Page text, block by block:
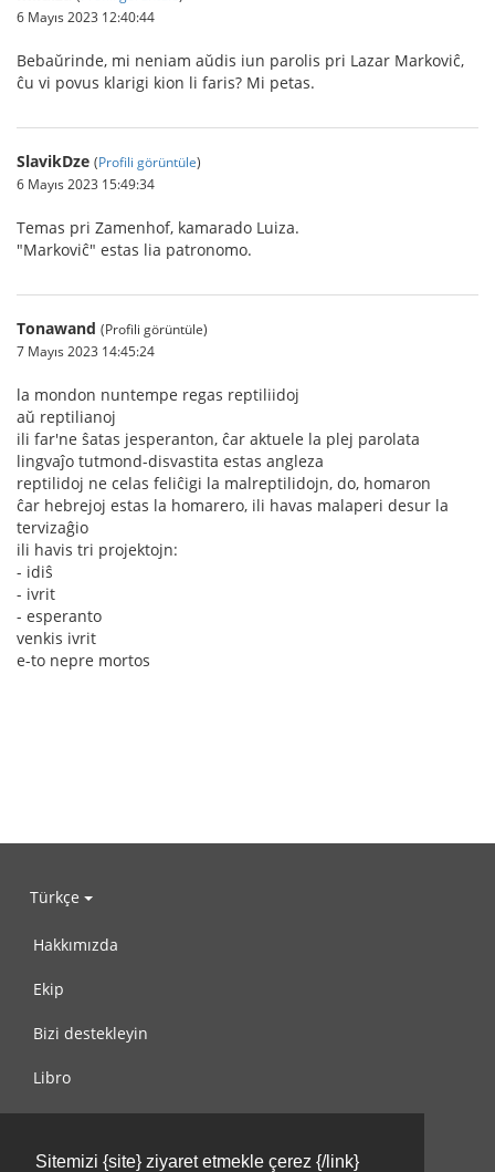
Sitemizi {site} ziyaret etmekle çerez {/link}
6 Mayıs 2023 12:40:44
Bebaŭrinde, mi neniam aŭdis iun parolis pri Lazar Markoviĉ,
ĉu vi povus klarigi kion li faris? Mi petas.
SlavikDze (Profili görüntüle)
6 Mayıs 2023 15:49:34
Temas pri Zamenhof, kamarado Luiza.
"Markoviĉ" estas lia patronomo.
Tonawand (Profili görüntüle)
7 Mayıs 2023 14:45:24
la mondon nuntempe regas reptiliidoj
aŭ reptilianoj
ili far'ne ŝatas jesperanton, ĉar aktuele la plej parolata
lingvaĵo tutmond-disvastita estas angleza
reptilidoj ne celas feliĉigi la malreptilidojn, do, homaron
ĉar hebrejoj estas la homarero, ili havas malaperi desur la
tervizaĝio
ili havis tri projektojn:
- idiŝ
- ivrit
- esperanto
venkis ivrit
e-to nepre mortos
Türkçe
Hakkımızda
Ekip
Bizi destekleyin
Libro
Kullanım Koşulları